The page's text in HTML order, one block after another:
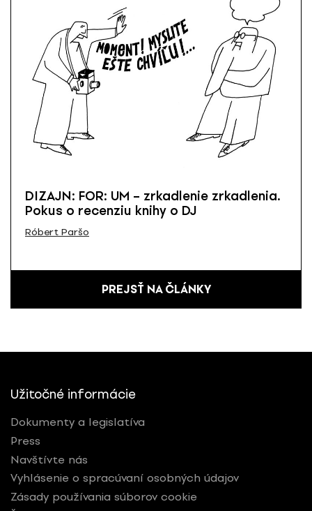
DIZAJN: FOR: UM – zrkadlenie zrkadlenia.
Pokus o recenziu knihy o DJ
Róbert Paršo
PREJSŤ NA ČLÁNKY
Užitočné informácie
Dokumenty a legislatíva
Press
Navštívte nás
Vyhlásenie o spracúvaní osobných údajov
Zásady používania súborov cookie